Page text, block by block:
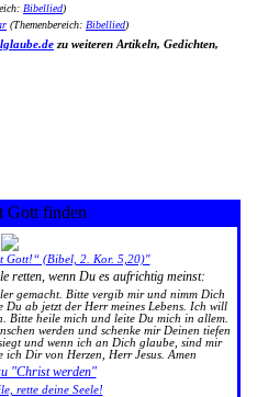
Bibellied)
(Themenbereich: Bibellied)
zu weiteren Artikeln, Gedichten,
Gott finden
Gott!“ (Bibel, 2. Kor. 5,20)"
retten, wenn Du es aufrichtig meinst:
gemacht. Bitte vergib mir und nimm Dich
Du ab jetzt der Herr meines Lebens. Ich will
heile mich und leite Du mich in allem.
werden und schenke mir Deinen tiefen
und wenn ich an Dich glaube, sind mir
Dir von Herzen, Herr Jesus. Amen
"Christ werden"
rette deine Seele!